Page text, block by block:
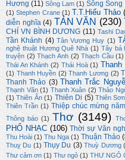
Hương (11) Sông Lam (1) Sông Song
(1) Stephen Crane (1) T.T.Hiếu Thảo
diễn nghĩa (4) TẢN VĂN (230)
CHÍ VN BÌNH DƯƠNG (11) Tashi
Tần Khánh (4) Tân Vương Huy (1)
nghệ thuật Hương Quê Nhà (1) Tây bá
truyện (2) Thạch Anh (2) Thạch Cầu (1)
Thái An Khánh (2) Thái Hoà (1) Thanh
(1) Thanh Huyền (2) Thanh Lương (2)
Thanh Thảo (3) Thanh Trắc
Thạnh Văn (1) Thanh Xuân (2) Thảo
(1) Thiên Ân (1) Thiên Di (5) Thiên Sơn
Thiên Trần (1) Thiệp chúc mừng
Thông báo (1) Thơ (3149)
PHỔ NHẠC (106) Thời sự Văn
Thu Hoài (1) Thu Nga (1) Thuận Thảo
Thuỵ Du (1) Thụy Du (3) Thuỳ Dương
Thư cảm ơn (1) Thư ngỏ (1) THƯ NGỎ